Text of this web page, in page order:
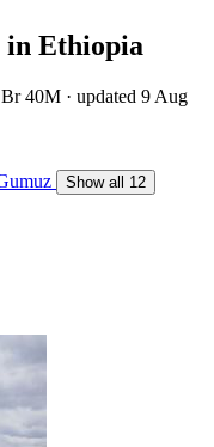
in Ethiopia
40M · updated 9 Aug
Show all 12